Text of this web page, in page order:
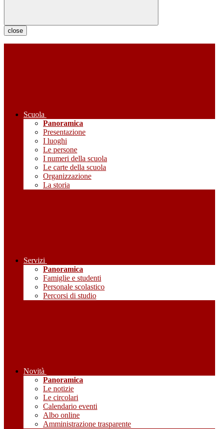
close
Scuola
Panoramica
Presentazione
I luoghi
Le persone
I numeri della scuola
Le carte della scuola
Organizzazione
La storia
Servizi
Panoramica
Famiglie e studenti
Personale scolastico
Percorsi di studio
Novità
Panoramica
Le notizie
Le circolari
Calendario eventi
Albo online
Amministrazione trasparente